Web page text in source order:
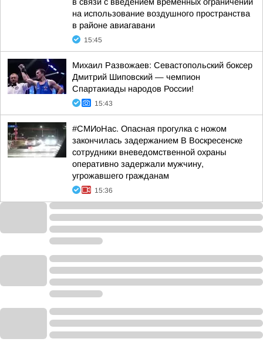
на использование воздушного пространства
в районе авиагавани
15:45
Михаил Развожаев: Севастопольский боксер
Дмитрий Шиповский — чемпион
Спартакиады народов России!
15:43
#СМИоНас. Опасная прогулка с ножом
закончилась задержанием В Воскресенске
сотрудники вневедомственной охраны
оперативно задержали мужчину,
угрожавшего гражданам
15:36